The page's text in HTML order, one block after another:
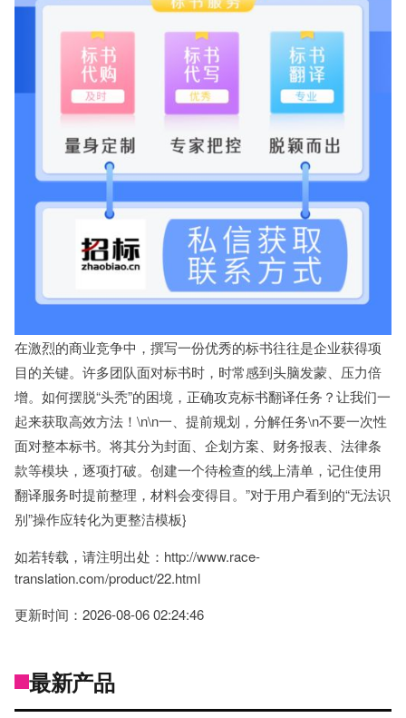
在激烈的商业竞争中，撰写一份优秀的标书往往是企业获得项
目的关键。许多团队面对标书时，时常感到头脑发蒙、压力倍
增。如何摆脱“头秃”的困境，正确攻克标书翻译任务？让我们一
起来获取高效方法！\n\n一、提前规划，分解任务\n不要一次性
面对整本标书。将其分为封面、企划方案、财务报表、法律条
款等模块，逐项打破。创建一个待检查的线上清单，记住使用
翻译服务时提前整理，材料会变得目。”对于用户看到的“无法识
别”操作应转化为更整洁模板}
如若转载，请注明出处：http://www.race-
translation.com/product/22.html
更新时间：2026-08-06 02:24:46
最新产品